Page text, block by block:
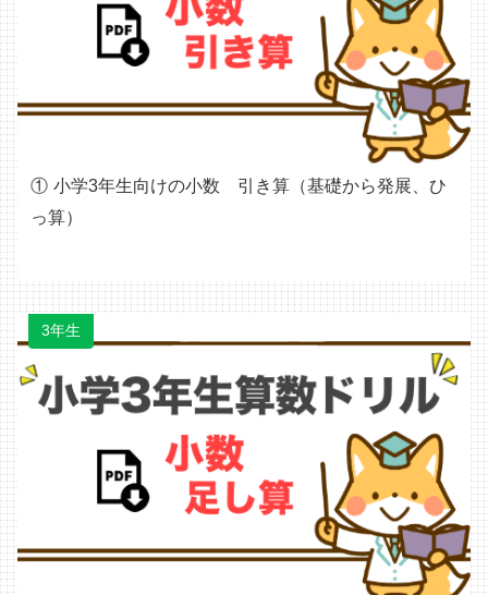
小学3年生向けの小数 引き算（基礎から発展、ひ
っ算）
3年生